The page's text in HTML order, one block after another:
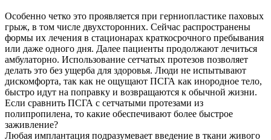
Особенно четко это проявляется при герниопластике паховых
грыж, в том числе двухсторонних. Сейчас распространены
формы их лечения в стационарах краткосрочного пребывания
или даже одного дня. Далее пациенты продолжают лечиться
амбулаторно. Использование сетчатых протезов позволяет
делать это без ущерба для здоровья. Люди не испытывают
дискомфорта, так как не ощущают ПСГА как инородное тело,
быстро идут на поправку и возвращаются к обычной жизни.
Если сравнить ПСГА с сетчатыми протезами из
полипропилена, то какие обеспечивают более быстрое
заживление?
Любая имплантация подразумевает введение в ткани живого